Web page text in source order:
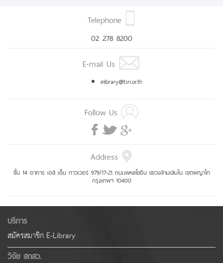
Telephone
02 278 8200
E-mail Us
elibrary@tsri.or.th
Follow Us
Address
ชั้น 14 อาคาร เอส เอ็ม ทาวเวอร์ 979/17-21 ถนนพหลโยธิน แขวงสามเสนใน เขตพญาไท
กรุงเทพฯ 10400
บริการ
สมัครสมาชิก E-Library
วิจัย สกสว.